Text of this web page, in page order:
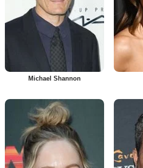
Michael Shannon